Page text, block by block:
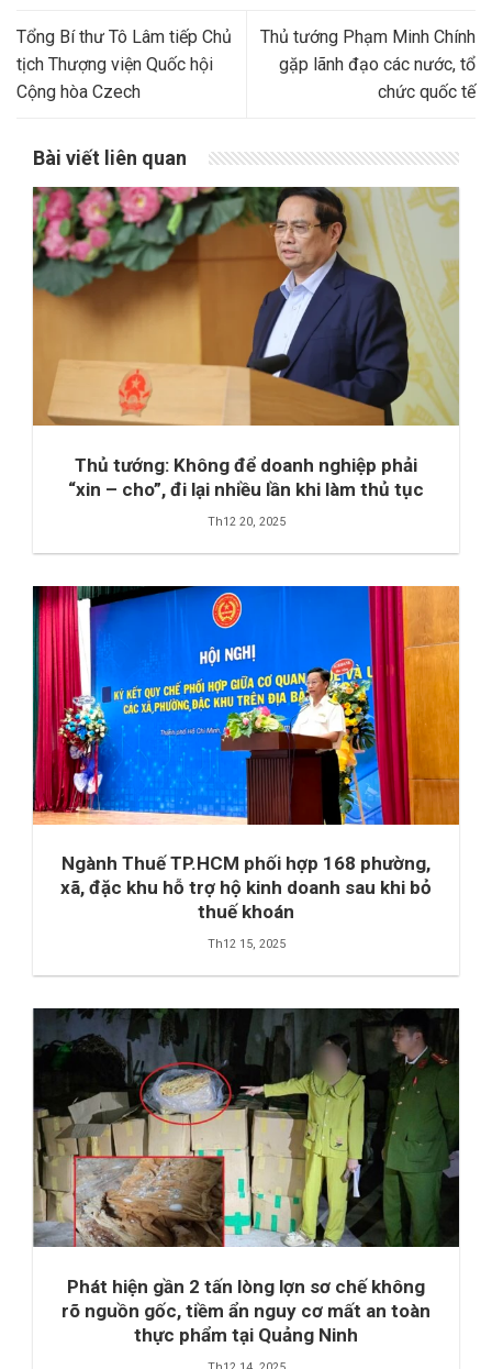
Tổng Bí thư Tô Lâm tiếp Chủ
tịch Thượng viện Quốc hội
Cộng hòa Czech
Thủ tướng Phạm Minh Chính
gặp lãnh đạo các nước, tổ
chức quốc tế
Bài viết liên quan
Thủ tướng: Không để doanh nghiệp phải
“xin – cho”, đi lại nhiều lần khi làm thủ tục
Th12 20, 2025
Ngành Thuế TP.HCM phối hợp 168 phường,
xã, đặc khu hỗ trợ hộ kinh doanh sau khi bỏ
thuế khoán
Th12 15, 2025
Phát hiện gần 2 tấn lòng lợn sơ chế không
rõ nguồn gốc, tiềm ẩn nguy cơ mất an toàn
thực phẩm tại Quảng Ninh